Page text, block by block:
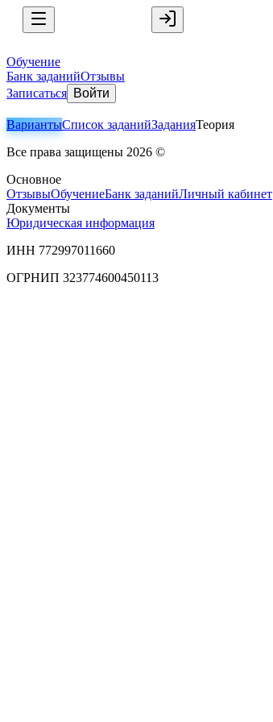
Обучение
Банк заданийОтзывы
Записаться Войти
ВариантыСписок заданийЗаданияТеория
Все права защищены 2026 ©
Основное
ОтзывыОбучениеБанк заданийЛичный кабинет
Документы
Юридическая информация
ИНН 772997011660
ОГРНИП 323774600450113